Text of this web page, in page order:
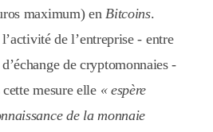
maximum) enBitcoins.
de l’entreprise - entre
de cryptomonnaies -
mesure elle « espère
de la monnaie